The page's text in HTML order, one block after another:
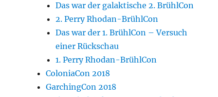
Das war der galaktische 2. BrühlCon
2. Perry Rhodan-BrühlCon
Das war der 1. BrühlCon – Versuch
einer Rückschau
1. Perry Rhodan-BrühlCon
ColoniaCon 2018
GarchingCon 2018